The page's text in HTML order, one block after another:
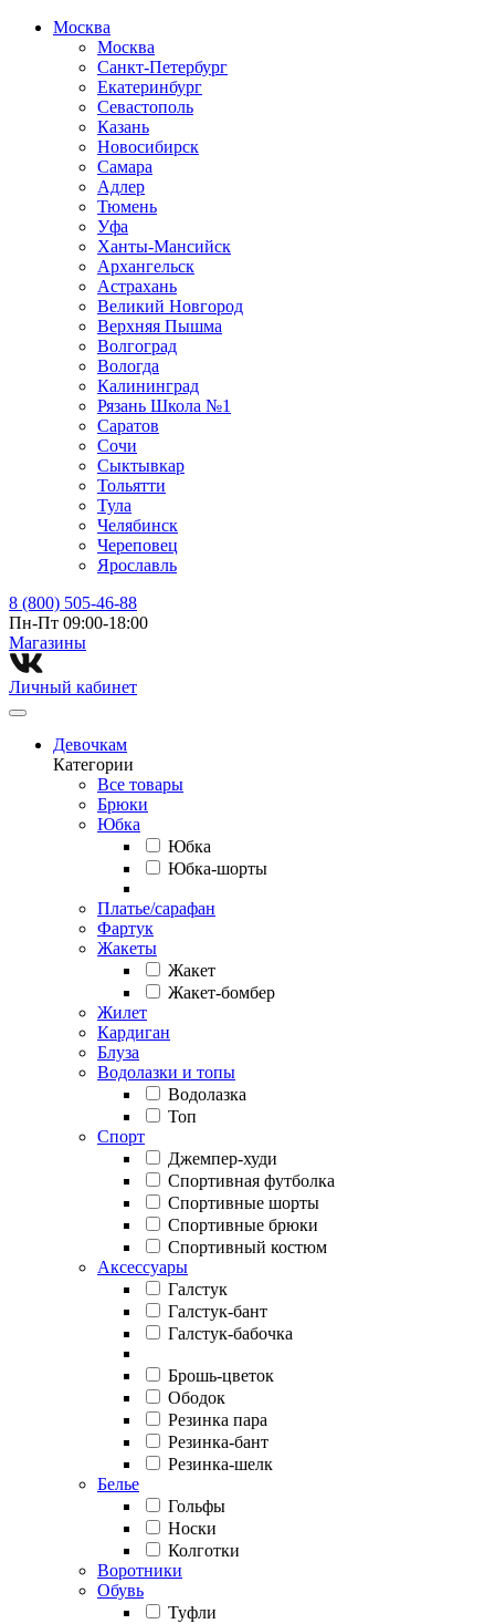
Москва
Москва
Санкт-Петербург
Екатеринбург
Севастополь
Казань
Новосибирск
Самара
Адлер
Тюмень
Уфа
Ханты-Мансийск
Архангельск
Астрахань
Великий Новгород
Верхняя Пышма
Волгоград
Вологда
Калининград
Рязань Школа №1
Саратов
Сочи
Сыктывкар
Тольятти
Тула
Челябинск
Череповец
Ярославль
8 (800) 505-46-88
Пн-Пт 09:00-18:00
Магазины⁠
Личный кабинет
Девочкам
Категории
Все товары
Брюки
Юбка
Юбка
Юбка-шорты
Платье/сарафан
Фартук
Жакеты
Жакет
Жакет-бомбер
Жилет
Кардиган
Блуза
Водолазки и топы
Водолазка
Топ
Спорт
Джемпер-худи
Спортивная футболка
Спортивные шорты
Спортивные брюки
Спортивный костюм
Аксессуары
Галстук
Галстук-бант
Галстук-бабочка
Брошь-цветок
Ободок
Резинка пара
Резинка-бант
Резинка-шелк
Белье
Гольфы
Носки
Колготки
Воротники
Обувь
Туфли